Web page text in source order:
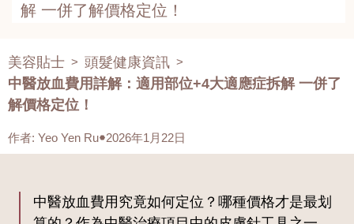
解 一併了解價格定位！
美容貼士 > 頭髮健康資訊 >
中醫放血費用詳解：適用部位+4大適應症拆解 一併了
解價格定位！
作者: Yeo Yen Ru 2026年1月22日
中醫放血費用究竟如何定位？哪種價格才是最划